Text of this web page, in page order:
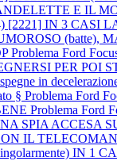
E IL
[2221] IN 3
(batte),
Problema Ford
PER POI
in
§ Problema Ford
Problema Ford
SPIA ACCESA
IL
singolarmente) IN